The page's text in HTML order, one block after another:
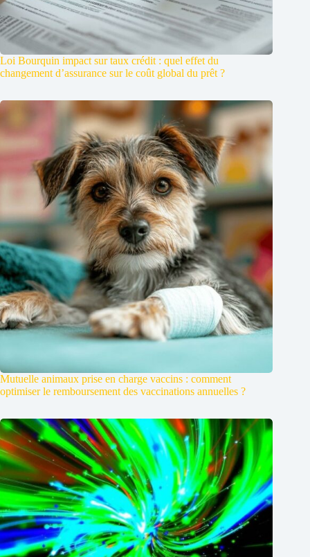
Loi Bourquin impact sur taux crédit : quel effet du
changement d’assurance sur le coût global du prêt ?
Mutuelle animaux prise en charge vaccins : comment
optimiser le remboursement des vaccinations annuelles ?